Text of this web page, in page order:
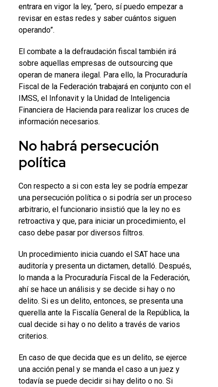
entrara en vigor la ley, “pero, sí puedo empezar a
revisar en estas redes y saber cuántos siguen
operando”.
El combate a la defraudación fiscal también irá
sobre aquellas empresas de outsourcing que
operan de manera ilegal. Para ello, la Procuraduría
Fiscal de la Federación trabajará en conjunto con el
IMSS, el Infonavit y la Unidad de Inteligencia
Financiera de Hacienda para realizar los cruces de
información necesarios.
No habrá persecución
política
Con respecto a si con esta ley se podría empezar
una persecución política o si podría ser un proceso
arbitrario, el funcionario insistió que la ley no es
retroactiva y que, para iniciar un procedimiento, el
caso debe pasar por diversos filtros.
Un procedimiento inicia cuando el SAT hace una
auditoría y presenta un dictamen, detalló. Después,
lo manda a la Procuraduría Fiscal de la Federación,
ahí se hace un análisis y se decide si hay o no
delito. Si es un delito, entonces, se presenta una
querella ante la Fiscalía General de la República, la
cual decide si hay o no delito a través de varios
criterios.
En caso de que decida que es un delito, se ejerce
una acción penal y se manda el caso a un juez y
todavía se puede decidir si hay delito o no. Si